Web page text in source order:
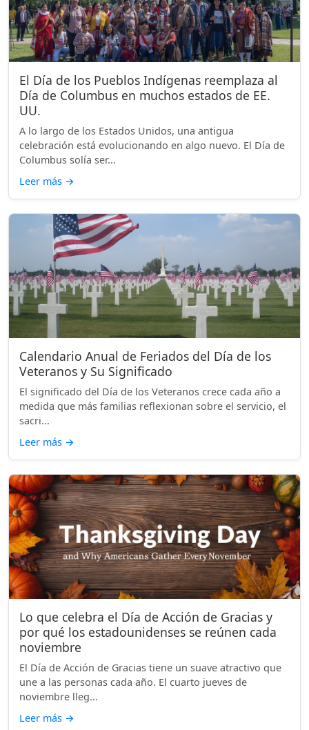
El Día de los Pueblos Indígenas reemplaza al
Día de Columbus en muchos estados de EE.
UU.
A lo largo de los Estados Unidos, una antigua
celebración está evolucionando en algo nuevo. El Día de
Columbus solía ser...
Leer más →
Calendario Anual de Feriados del Día de los
Veteranos y Su Significado
El significado del Día de los Veteranos crece cada año a
medida que más familias reflexionan sobre el servicio, el
sacri...
Leer más →
Lo que celebra el Día de Acción de Gracias y
por qué los estadounidenses se reúnen cada
noviembre
El Día de Acción de Gracias tiene un suave atractivo que
une a las personas cada año. El cuarto jueves de
noviembre lleg...
Leer más →